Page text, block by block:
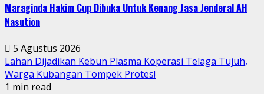
Maraginda Hakim Cup Dibuka Untuk Kenang Jasa Jenderal AH
Nasution
5 Agustus 2026
Lahan Dijadikan Kebun Plasma Koperasi Telaga Tujuh,
Warga Kubangan Tompek Protes!
1 min read